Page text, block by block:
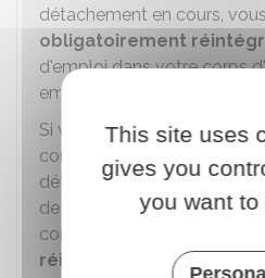
détachement en cours,
obligatoirement
d'emploi dans votre corps
emploi correspondant à
Si votre administration
connaitre sa décision de
détachement au moins 2
de la période de
continue de vous
réintégration à la 1
re
This site uses
gives you
you want